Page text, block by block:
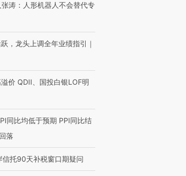
涛：人形机器人不会替代专
，龙头上调全年业绩指引｜
价 QDII、国投白银LOF明
同比均低于预期 PPI同比结
落
信托90天补税窗口期疑问